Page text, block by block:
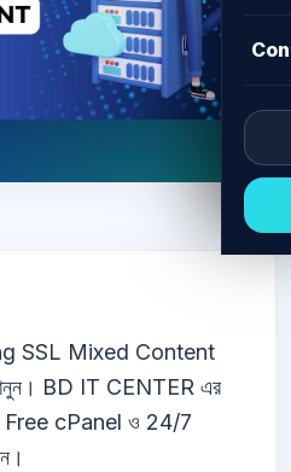
SSL Mixed Content
জানুন। BD IT CENTER এর
cPanel ও 24/7